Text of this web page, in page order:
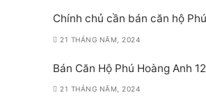
Chính chủ cần bán căn hộ
21 THÁNG NĂM, 2024
Bán Căn Hộ Phú Hoàng Anh
21 THÁNG NĂM, 2024